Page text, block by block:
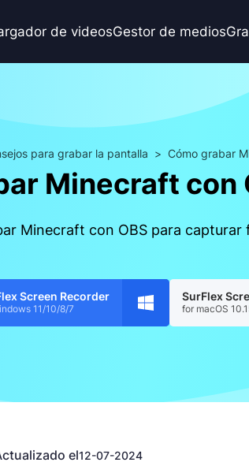
de videosGestor de medios
para grabar la pantalla > Cómo grabar
Minecraft con
Minecraft con OBS para
Screen Recorder
11/10/8/7
SurFlex
for macOS
el12-07-2024